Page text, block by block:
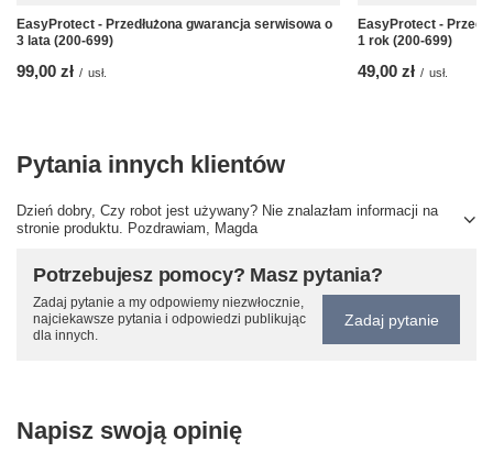
EasyProtect - Przedłużona gwarancja serwisowa o
3 lata (200-699)
99,00 zł / usł.
EasyProtect -
1 rok (200-699)
49,00 zł / usł.
Pytania innych klientów
Dzień dobry, Czy robot jest używany? Nie znalazłam informacji na
stronie produktu. Pozdrawiam, Magda
Potrzebujesz pomocy? Masz pytania?
Zadaj pytanie a my odpowiemy niezwłocznie,
najciekawsze pytania i odpowiedzi publikując
dla innych.
Zadaj pytanie
Napisz swoją opinię